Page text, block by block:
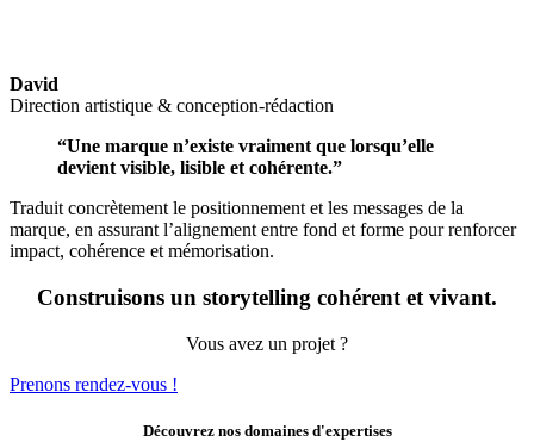
David
Direction artistique & conception-rédaction
“Une marque n’existe vraiment que lorsqu’elle
devient visible, lisible et cohérente.”
Traduit concrètement le positionnement et les messages de la
marque, en assurant l’alignement entre fond et forme pour renforcer
impact, cohérence et mémorisation.
Construisons un storytelling cohérent et vivant.
Vous avez un projet ?
Prenons rendez-vous !
Découvrez nos domaines d'expertises